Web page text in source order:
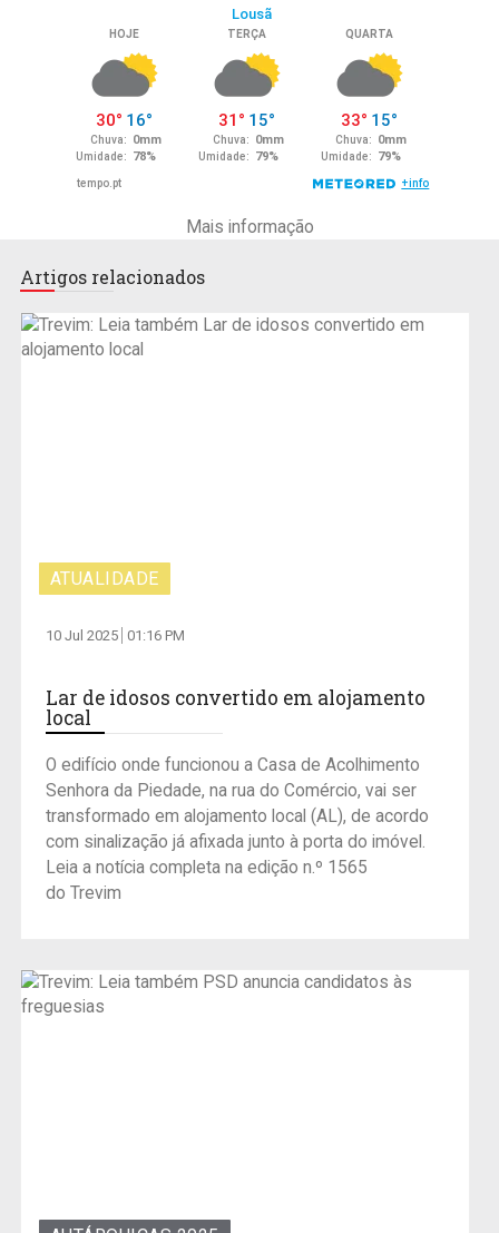
Mais informação
Artigos relacionados
ATUALIDADE
10 Jul 2025 01:16 PM
Lar de idosos convertido em alojamento
local
O edifício onde funcionou a Casa de Acolhimento
Senhora da Piedade, na rua do Comércio, vai ser
transformado em alojamento local (AL), de acordo
com sinalização já afixada junto à porta do imóvel.
Leia a notícia completa na edição n.º 1565
do Trevim